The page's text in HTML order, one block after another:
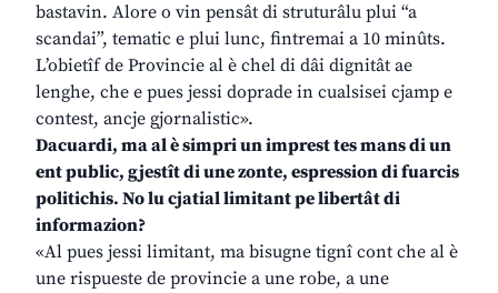
bastavin. Alore o vin pensât di struturâlu plui “a
scandai”, tematic e plui lunc, fintremai a 10 minûts.
L’obietîf de Provincie al è chel di dâi dignitât ae
lenghe, che e pues jessi doprade in cualsisei cjamp e
contest, ancje gjornalistic».
Dacuardi, ma al è simpri un imprest tes mans di un
ent public, gjestît di une zonte, espression di fuarcis
politichis. No lu cjatial limitant pe libertât di
informazion?
«Al pues jessi limitant, ma bisugne tignî cont che al è
une rispueste de provincie a une robe, a une